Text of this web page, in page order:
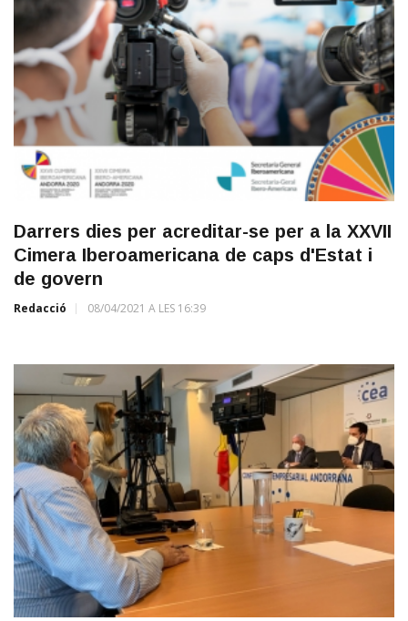
Darrers dies per acreditar-se per a la XXVII
Cimera Iberoamericana de caps d'Estat i
de govern
Redacció 08/04/2021 A LES 16:39